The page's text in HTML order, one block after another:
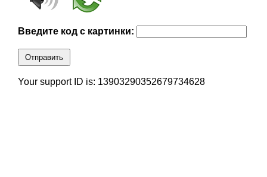
Введите код с картинки:
Отправить
Your support ID is: 13903290352679734628